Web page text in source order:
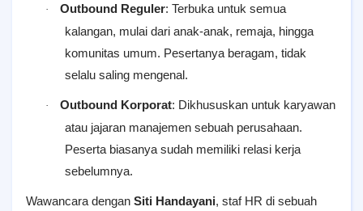
· Outbound Reguler: Terbuka untuk semua
kalangan, mulai dari anak-anak, remaja, hingga
komunitas umum. Pesertanya beragam, tidak
selalu saling mengenal.
· Outbound Korporat: Dikhususkan untuk karyawan
atau jajaran manajemen sebuah perusahaan.
Peserta biasanya sudah memiliki relasi kerja
sebelumnya.
Wawancara dengan Siti Handayani, staf HR di sebuah